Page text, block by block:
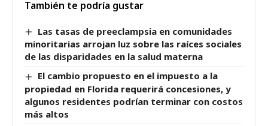
También te podría gustar
Las tasas de preeclampsia en comunidades
minoritarias arrojan luz sobre las raíces sociales
de las disparidades en la salud materna
El cambio propuesto en el impuesto a la
propiedad en Florida requerirá concesiones, y
algunos residentes podrían terminar con costos
más altos